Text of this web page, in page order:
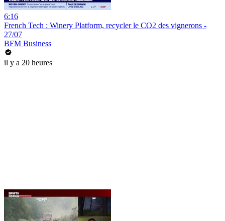
6:16
French Tech : Winery Platform, recycler le CO2 des vignerons -
27/07
BFM Business
il y a 20 heures